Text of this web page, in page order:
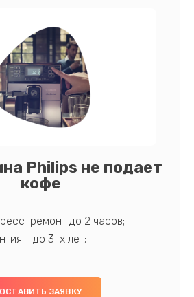
Philips не подает
кофе
ремонт до 2 часов;
- до 3-х лет;
ОСТАВИТЬ ЗАЯВКУ